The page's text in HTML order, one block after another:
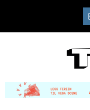
content